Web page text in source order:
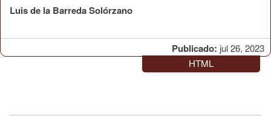
Publicado: jul 26, 2023
Luis de la Barreda Solórzano
HTML